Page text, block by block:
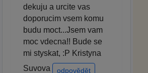
dekuju a urcite vas
doporucim vsem komu
budu moct...Jsem vam
moc vdecna!! Bude se
mi styskat, :P Kristyna
Suvova
odpovědět